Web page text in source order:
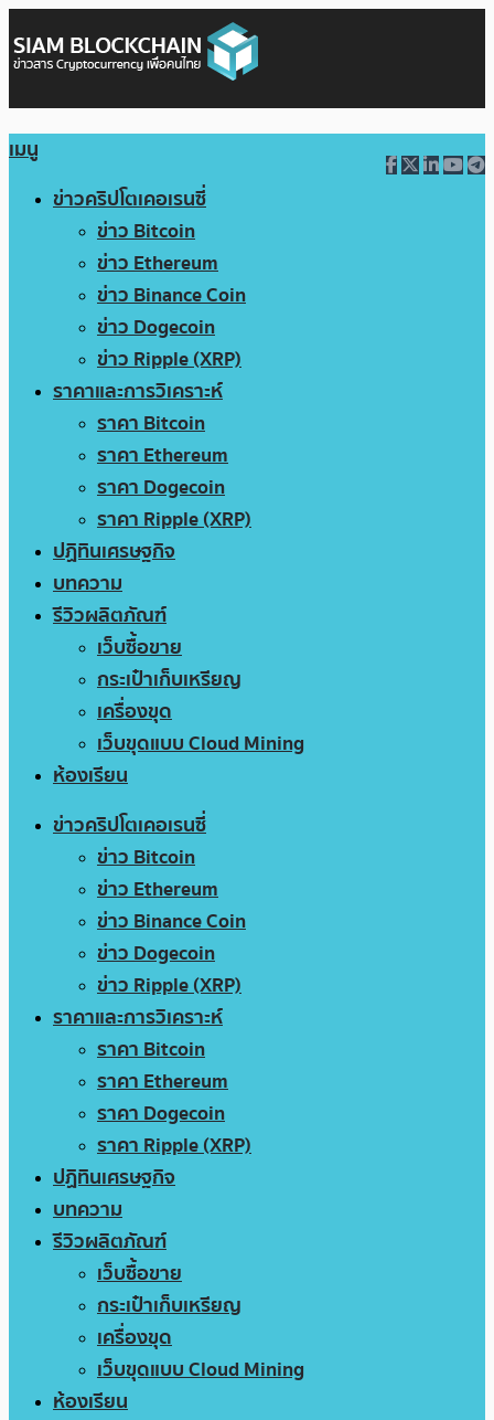
เมนู
ข่าวคริปโตเคอเรนซี่
ข่าว Bitcoin
ข่าว Ethereum
ข่าว Binance Coin
ข่าว Dogecoin
ข่าว Ripple (XRP)
ราคาและการวิเคราะห์
ราคา Bitcoin
ราคา Ethereum
ราคา Dogecoin
ราคา Ripple (XRP)
ปฏิทินเศรษฐกิจ
บทความ
รีวิวผลิตภัณฑ์
เว็บซื้อขาย
กระเป๋าเก็บเหรียญ
เครื่องขุด
เว็บขุดแบบ Cloud Mining
ห้องเรียน
ข่าวคริปโตเคอเรนซี่
ข่าว Bitcoin
ข่าว Ethereum
ข่าว Binance Coin
ข่าว Dogecoin
ข่าว Ripple (XRP)
ราคาและการวิเคราะห์
ราคา Bitcoin
ราคา Ethereum
ราคา Dogecoin
ราคา Ripple (XRP)
ปฏิทินเศรษฐกิจ
บทความ
รีวิวผลิตภัณฑ์
เว็บซื้อขาย
กระเป๋าเก็บเหรียญ
เครื่องขุด
เว็บขุดแบบ Cloud Mining
ห้องเรียน